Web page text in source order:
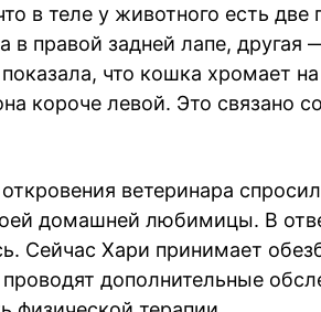
в теле у животного есть две
в правой задней лапе, другая
что кошка хромает
короче левой. Это связано
ветеринара
домашней любимицы. В
Сейчас Хари принимает
дополнительные